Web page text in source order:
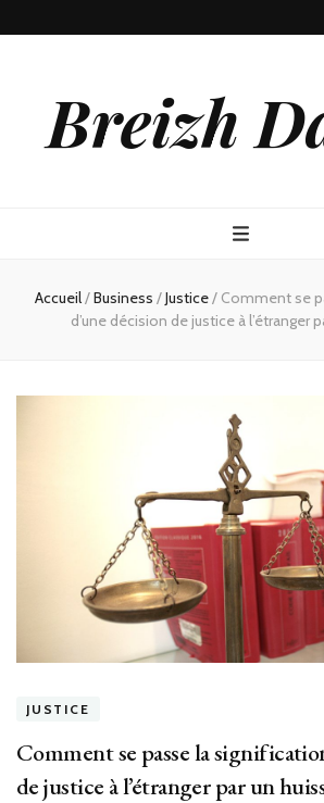
Breizh
Accueil/Business /Justice/ Comment se
d’une décision de justice à l’étranger
JUSTICE
Comment se passe la
de justice à l’étranger par un